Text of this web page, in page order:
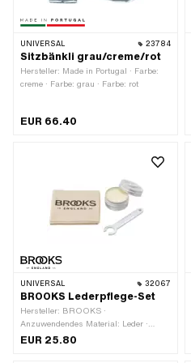
UNIVERSAL 23784
Sitzbänkli grau/creme/rot
Hersteller: Made in Portugal · Farbe:
creme · Farbe: grau · Farbe: rot
EUR 66.40
UNIVERSAL 32067
BROOKS Lederpflege-Set
Hersteller: BROOKS ·
Anzuwendendes Material: Leder ·
Inhalt: 30 ml · Anwendungsbereich:
EUR 25.80